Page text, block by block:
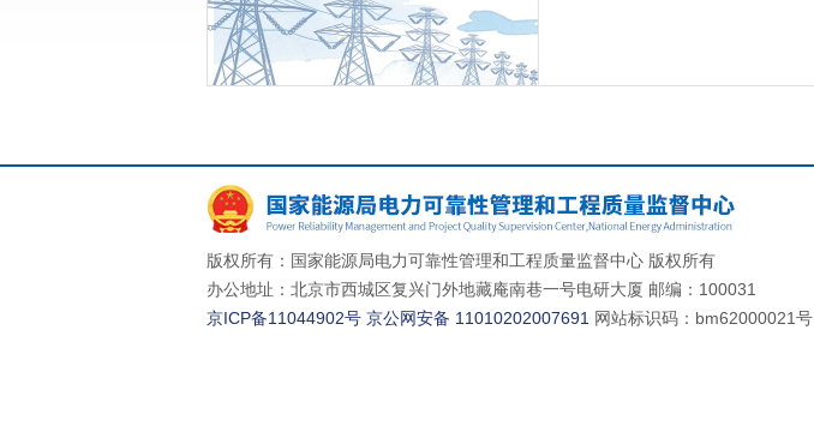
版权所有：国家能源局电力可靠性管理和工程质量监督中心 版权所有
办公地址：北京市西城区复兴门外地藏庵南巷一号电研大厦 邮编：100031
京ICP备11044902号 京公网安备 11010202007691 网站标识码：bm62000021号